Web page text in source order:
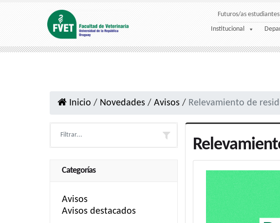
Futuros/as estudiantes
Institucional
Inicio / Novedades / Avisos / Relevamiento de
Categorías
Avisos
Avisos destacados